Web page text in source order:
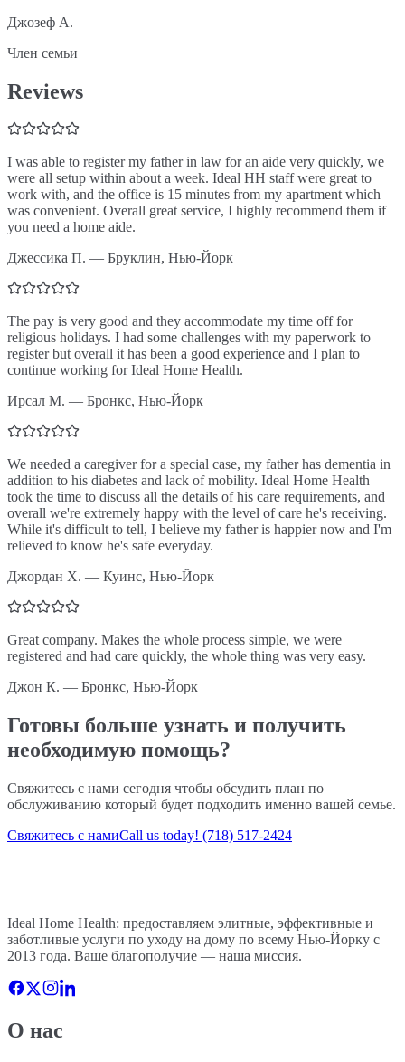
Джозеф А.
Член семьи
Reviews
I was able to register my father in law for an aide very quickly, we
were all setup within about a week. Ideal HH staff were great to
work with, and the office is 15 minutes from my apartment which
was convenient. Overall great service, I highly recommend them if
you need a home aide.
Джессика П. — Бруклин, Нью-Йорк
The pay is very good and they accommodate my time off for
religious holidays. I had some challenges with my paperwork to
register but overall it has been a good experience and I plan to
continue working for Ideal Home Health.
Ирсал М. — Бронкс, Нью-Йорк
We needed a caregiver for a special case, my father has dementia in
addition to his diabetes and lack of mobility. Ideal Home Health
took the time to discuss all the details of his care requirements, and
overall we're extremely happy with the level of care he's receiving.
While it's difficult to tell, I believe my father is happier now and I'm
relieved to know he's safe everyday.
Джордан Х. — Куинс, Нью-Йорк
Great company. Makes the whole process simple, we were
registered and had care quickly, the whole thing was very easy.
Джон К. — Бронкс, Нью-Йорк
Готовы больше узнать и получить
необходимую помощь?
Свяжитесь с нами сегодня чтобы обсудить план по
обслуживанию который будет подходить именно вашей семье.
Свяжитесь с намиCall us today! (718) 517-2424
Ideal Home Health: предоставляем элитные, эффективные и
заботливые услуги по уходу на дому по всему Нью-Йорку с
2013 года. Ваше благополучие — наша миссия.
О нас